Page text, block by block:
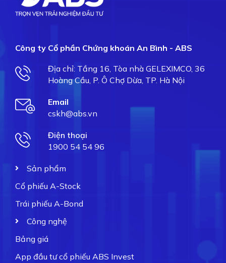
Công ty Cổ phần Chứng khoán An Bình - ABS
Địa chỉ: Tầng 16, Tòa nhà GELEXIMCO, 36
Hoàng Cầu, P. Ô Chợ Dừa, TP. Hà Nội
Email
cskh@abs.vn
Điện thoại
1900 54 54 96
Sản phẩm
Cổ phiếu A-Stock
Trái phiếu A-Bond
Công nghệ
Bảng giá
App đầu tư cổ phiếu ABS Invest